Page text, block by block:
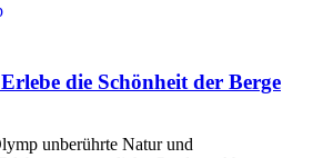
die Schönheit der Berge
unberührte Natur und